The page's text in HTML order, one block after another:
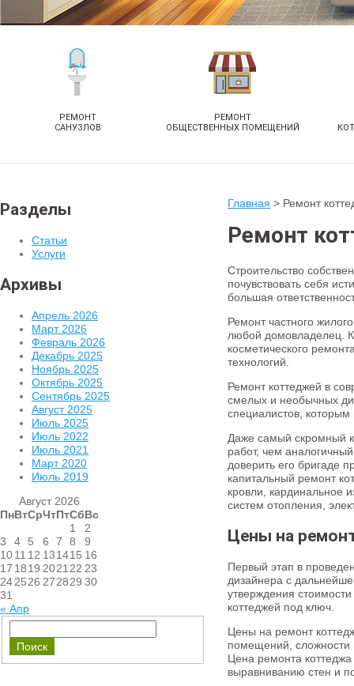
РЕМОНТ
САНУЗЛОВ
РЕМОНТ
ОБЩЕСТВЕННЫХ ПОМЕЩЕНИЙ
Разделы
Статьи
Услуги
Архивы
Апрель 2026
Март 2026
Февраль 2026
Декабрь 2025
Ноябрь 2025
Октябрь 2025
Сентябрь 2025
Август 2025
Июль 2025
Июль 2022
Июль 2021
Март 2020
Июль 2019
Август 2026
ПнВтСрЧтПтСбВс
1
2
3
4 5 6 7 8
9
1011 12 131415 16
17 1819 2021 22 23
242526 272829 30
31
« Апр
Главная > Ремонт
Ремонт
Строительство
почувствовать себя
большая
Ремонт частного
любой домовладелец.
косметического
технологий.
Ремонт коттеджей в
смелых и необычных
специалистов,
Даже самый скромный
работ, чем
доверить его бригаде
капитальный ремонт
кровли, кардинальное
систем отопления,
Цены на
Первый этап в
дизайнера с
утверждения
коттеджей под ключ.
Цены на ремонт
помещений, сложности
Цена ремонта
выравниванию стен и